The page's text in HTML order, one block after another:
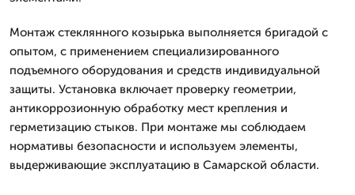
Монтаж стеклянного козырька выполняется бригадой с
опытом, с применением специализированного
подъемного оборудования и средств индивидуальной
защиты. Установка включает проверку геометрии,
антикоррозионную обработку мест крепления и
герметизацию стыков. При монтаже мы соблюдаем
нормативы безопасности и используем элементы,
выдерживающие эксплуатацию в Самарской области.